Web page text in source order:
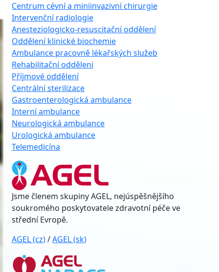
Centrum cévní a miniinvazivní chirurgie
Intervenční radiologie
Anesteziologicko-resuscitační oddělení
Oddělení klinické biochemie
Ambulance pracovně lékařských služeb
Rehabilitační odděleni
Příjmové oddělení
Centrální sterilizace
Gastroenterologická ambulance
Interní ambulance
Neurologická ambulance
Urologická ambulance
Telemedicína
Jsme členem skupiny AGEL, nejúspěšnějšího
soukromého poskytovatele zdravotní péče ve
střední Evropě.
AGEL (cz)/AGEL (sk)